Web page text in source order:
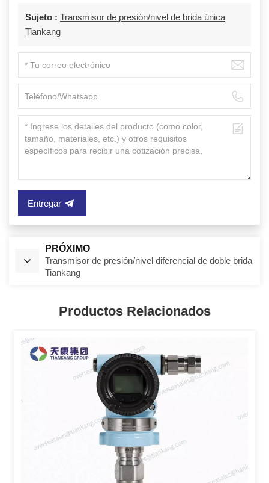
Sujeto : Transmisor de presión/nivel de brida única
Tiankang
Entregar
PRÓXIMO
Transmisor de presión/nivel diferencial de doble brida
Tiankang
Productos Relacionados